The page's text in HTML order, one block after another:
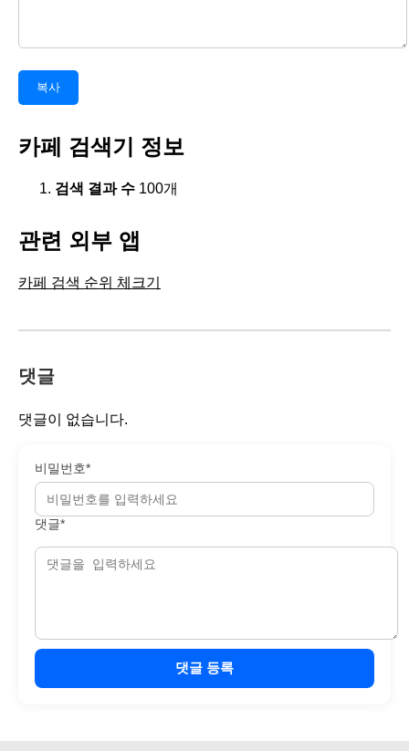
복사
카페 검색기 정보
검색 결과 수 100개
관련 외부 앱
카페 검색 순위 체크기
댓글
댓글이 없습니다.
비밀번호*
댓글*
댓글 등록